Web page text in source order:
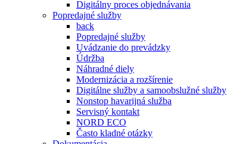
Digitálny proces objednávania
Popredajné služby
back
Popredajné služby
Uvádzanie do prevádzky
Údržba
Náhradné diely
Modernizácia a rozšírenie
Digitálne služby a samoobslužné služby
Nonstop havarijná služba
Servisný kontakt
NORD ECO
Často kladné otázky